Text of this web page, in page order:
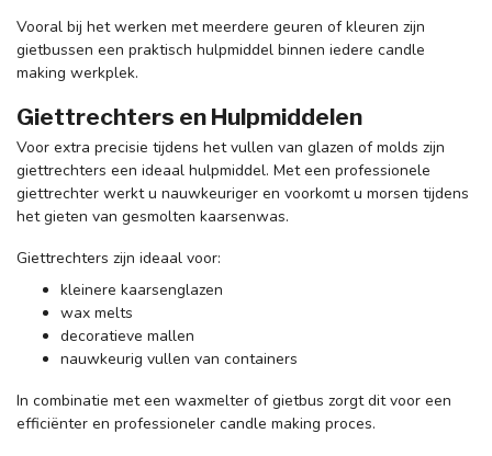
Vooral bij het werken met meerdere geuren of kleuren zijn
gietbussen een praktisch hulpmiddel binnen iedere candle
making werkplek.
Giettrechters en Hulpmiddelen
Voor extra precisie tijdens het vullen van glazen of molds zijn
giettrechters een ideaal hulpmiddel. Met een professionele
giettrechter werkt u nauwkeuriger en voorkomt u morsen tijdens
het gieten van gesmolten kaarsenwas.
Giettrechters zijn ideaal voor:
kleinere kaarsenglazen
wax melts
decoratieve mallen
nauwkeurig vullen van containers
In combinatie met een waxmelter of gietbus zorgt dit voor een
efficiënter en professioneler candle making proces.